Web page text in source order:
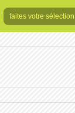
faites votre sélection